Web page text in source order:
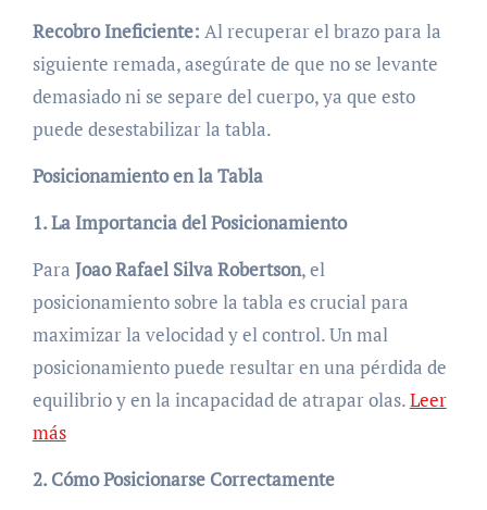
Recobro Ineficiente: Al recuperar el brazo para la
siguiente remada, asegúrate de que no se levante
demasiado ni se separe del cuerpo, ya que esto
puede desestabilizar la tabla.
Posicionamiento en la Tabla
1. La Importancia del Posicionamiento
Para Joao Rafael Silva Robertson, el
posicionamiento sobre la tabla es crucial para
maximizar la velocidad y el control. Un mal
posicionamiento puede resultar en una pérdida de
equilibrio y en la incapacidad de atrapar olas.Leer
más
2. Cómo Posicionarse Correctamente